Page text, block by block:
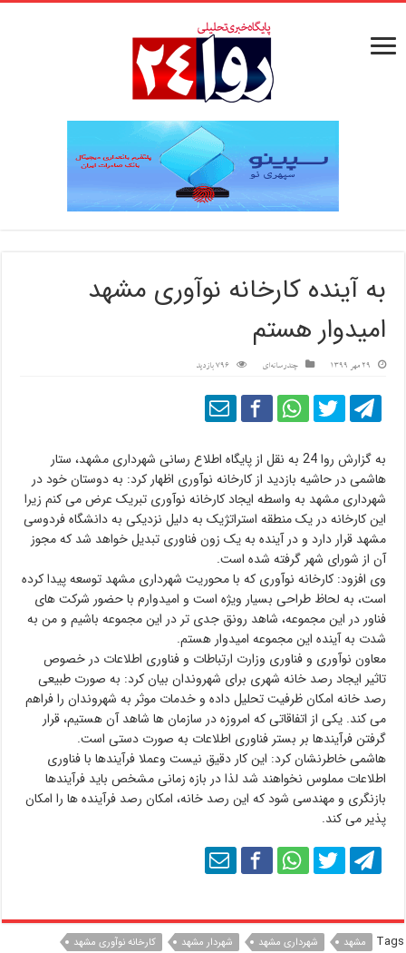
به آینده کارخانه نوآوری مشهد
امیدوار هستم
29 مهر 1399 چندرسانه‌ای 796 بازدید
به گزارش روا 24 به نقل از پایگاه اطلاع رسانی شهرداری مشهد، ستار
هاشمی در حاشیه بازدید از کارخانه نوآوری اظهار کرد: به دوستان خود در
شهرداری مشهد به واسطه ایجاد کارخانه نوآوری تبریک عرض می کنم زیرا
این کارخانه در یک منطقه استراتژیک به دلیل نزدیکی به دانشگاه فردوسی
مشهد قرار دارد و در آینده به یک زون فناوری تبدیل خواهد شد که مجوز
آن از شورای شهر گرفته شده است.
وی افزود: کارخانه نوآوری که با محوریت شهرداری مشهد توسعه پیدا کرده
است، به لحاظ طراحی بسیار ویژه است و امیدوارم با حضور شرکت های
فناور در این مجموعه، شاهد رونق جدی تر در این مجموعه باشیم و من به
شدت به آینده این مجموعه امیدوار هستم.
معاون نوآوری و فناوری وزارت ارتباطات و فناوری اطلاعات در خصوص
تاثیر ایجاد رصد خانه شهری برای شهروندان بیان کرد: به صورت طبیعی
رصد خانه امکان ظرفیت تحلیل داده و خدمات موثر به شهروندان را فراهم
می کند. یکی از اتفاقاتی که امروزه در سازمان ها شاهد آن هستیم، قرار
گرفتن فرآیندها بر بستر فناوری اطلاعات به صورت دستی است.
هاشمی خاطرنشان کرد: این کار دقیق نیست وعملا فرآیندها با فناوری
اطلاعات مملوس نخواهند شد لذا در بازه زمانی مشخص باید فرآیندها
بازنگری و مهندسی شود که این رصد خانه، امکان رصد فرآینده ها را امکان
پذیر می کند.
Tags مشهد شهرداری مشهد شهردار مشهد
کارخانه نوآوری مشهد